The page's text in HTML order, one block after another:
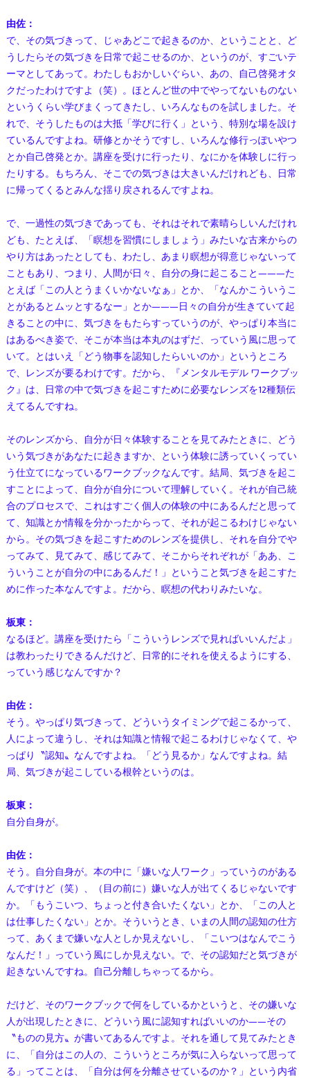
由佐：
で、その気づきって、じゃあどこで起きるのか、ということと、ど
うしたらその気づきを日常で起こせるのか、というのが、すごいテ
ーマとしてあって。わたしもおかしいぐらい、あの、自己啓発オタ
クだったわけですよ（笑）。ほとんど世の中でやってないものない
というくらい学びまくってきたし、いろんなものを試しました。そ
れで、そうしたものは大抵「学びに行く」という、特別な場を設け
ているんですよね。研修とかそうですし、いろんな修行っぽいやつ
とか自己啓発とか。講座を受けに行ったり、なにかを体験しに行っ
たりする。もちろん、そこでの気づきは大きいんだけれども、日常
に帰ってくるとみんな揺り戻されるんですよね。
で、一過性の気づきであっても、それはそれで素晴らしいんだけれ
ども、たとえば、「瞑想を習慣にしましょう」みたいな古来からの
やり方はあったとしても、わたし、あまり瞑想が得意じゃないって
こともあり、つまり、人間が日々、自分の身に起こること———た
とえば「この人とうまくいかないなぁ」とか、「なんかこういうこ
とがあるとムッとするなー」とか———日々の自分が生きていて起
きることの中に、気づきをもたらすっていうのが、やっぱり本当に
はあるべき姿で、そこが本当は本丸のはずだ、っていう風に思って
いて。とはいえ「どう物事を認知したらいいのか」というところ
で、レンズが要るわけです。だから、『メンタルモデル ワークブッ
ク』は、日常の中で気づきを起こすために必要なレンズを12種類伝
えてるんですね。
そのレンズから、自分が日々体験することを見てみたときに、どう
いう気づきがあなたに起きますか、という体験に誘っていくってい
う仕立てになっているワークブックなんです。結局、気づきを起こ
すことによって、自分が自分について理解していく。それが自己統
合のプロセスで、これはすごく個人の体験の中にあるんだと思って
て、知識とか情報を分かったからって、それが起こるわけじゃない
から。その気づきを起こすためのレンズを提供し、それを自分でや
ってみて、見てみて、感じてみて、そこからそれぞれが「ああ、こ
ういうことが自分の中にあるんだ！」ということ気づきを起こすた
めに作った本なんですよ。だから、瞑想の代わりみたいな。
板東：
なるほど。講座を受けたら「こういうレンズで見ればいいんだよ」
は教わったりできるんだけど、日常的にそれを使えるようにする、
っていう感じなんですか？
由佐：
そう。やっぱり気づきって、どういうタイミングで起こるかって、
人によって違うし、それは知識と情報で起こるわけじゃなくて、や
っぱり〝認知〟なんですよね。「どう見るか」なんですよね。結
局、気づきが起こしている根幹というのは。
板東：
自分自身が。
由佐：
そう。自分自身が。本の中に「嫌いな人ワーク」っていうのがある
んですけど（笑）、（目の前に）嫌いな人が出てくるじゃないです
か。「もうこいつ、ちょっと付き合いたくない」とか、「この人と
は仕事したくない」とか。そういうとき、いまの人間の認知の仕方
って、あくまで嫌いな人としか見えないし、「こいつはなんでこう
なんだ！」っていう風にしか見えない。で、その認知だと気づきが
起きないんですね。自己分離しちゃってるから。
だけど、そのワークブックで何をしているかというと、その嫌いな
人が出現したときに、どういう風に認知すればいいのか——その
〝ものの見方〟が書いてあるんですよ。それを通して見てみたとき
に、「自分はこの人の、こういうところが気に入らないって思って
る」ってことは、「自分は何を分離させているのか？」という内省